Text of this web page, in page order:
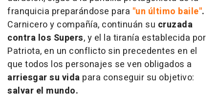
franquicia preparándose para "un último baile".
Carnicero y compañía, continuán su cruzada
contra los Supers, y el la tiranía establecida por
Patriota, en un conflicto sin precedentes en el
que todos los personajes se ven obligados a
arriesgar su vida para conseguir su objetivo:
salvar el mundo.